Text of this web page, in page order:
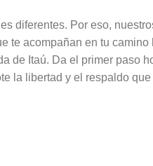
diferentes. Por eso,
te acompañan en tu camino
de Itaú. Da el primer paso
la libertad y el respaldo